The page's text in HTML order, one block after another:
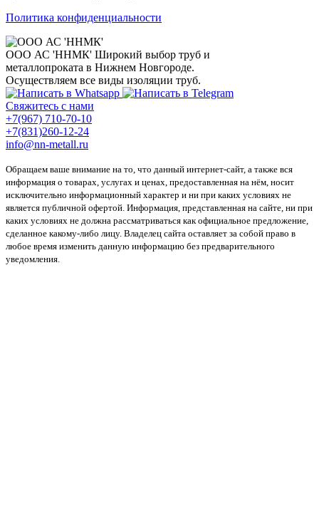
Политика конфиденциальности
ООО АС 'ННМК' Широкий выбор труб и
металлопроката в Нижнем Новгороде.
Осуществляем все виды изоляции труб.
Свяжитесь с нами
+7(967) 710-70-10
+7(831)260-12-24
info@nn-metall.ru
Обращаем ваше внимание на то, что данный интернет-сайт, а также вся
информация о товарах, услугах и ценах, предоставленная на нём, носит
исключительно информационный характер и ни при каких условиях не
является публичной офертой. Информация, представленная на сайте, ни при
каких условиях не должна рассматриваться как официальное предложение,
сделанное какому-либо лицу. Владелец сайта оставляет за собой право в
любое время изменить данную информацию без предварительного
уведомления.